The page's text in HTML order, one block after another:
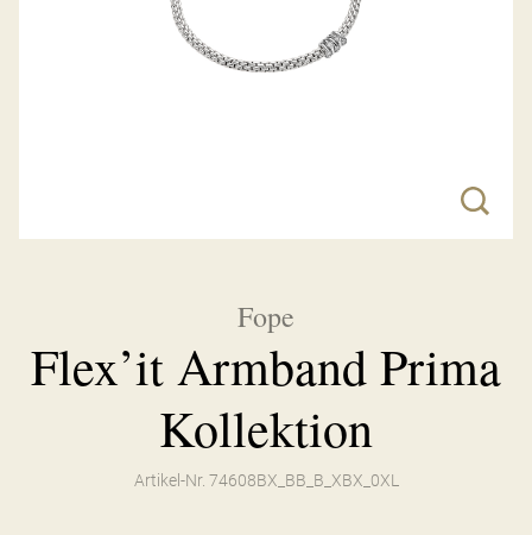
Fope
Flex’it Armband Prima
Kollektion
Artikel-Nr. 74608BX_BB_B_XBX_0XL